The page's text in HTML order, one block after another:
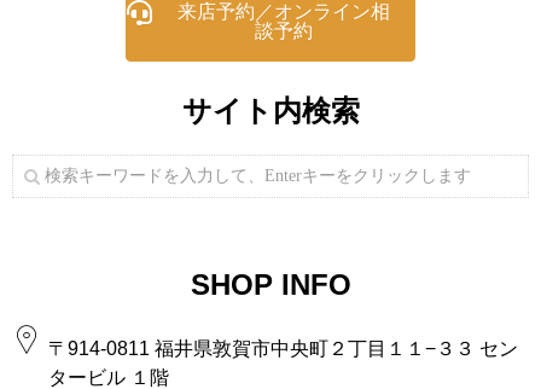
来店予約／オンライン相
談予約
サイト内検索
SHOP INFO
〒914-0811 福井県敦賀市中央町２丁目１１−３３ セン
タービル １階